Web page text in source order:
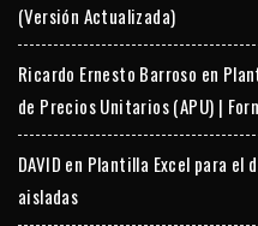
(Versión Actualizada)
Ricardo Ernesto Barroso en
de Precios Unitarios (APU) |
DAVID en Plantilla Excel para el
aisladas